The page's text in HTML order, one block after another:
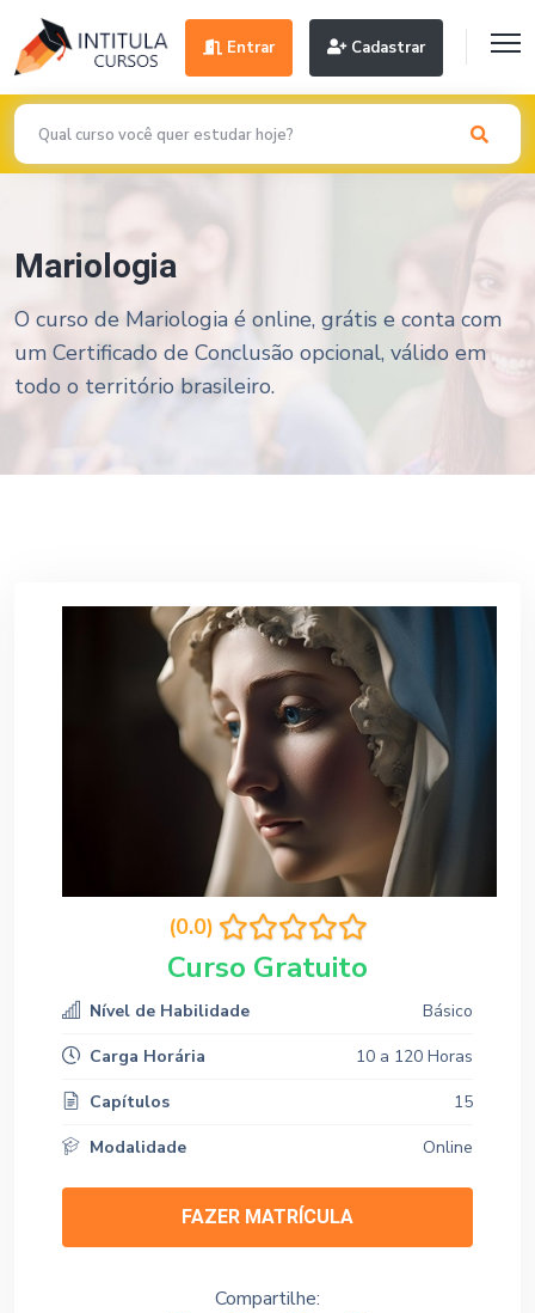
Entrar Cadastrar
Mariologia
O curso de Mariologia é online, grátis e conta com
um Certificado de Conclusão opcional, válido em
todo o território brasileiro.
(0.0)
Curso Gratuito
Nível de Habilidade
Básico
Carga Horária
10 a 120 Horas
Capítulos
15
Modalidade
Online
FAZER MATRÍCULA
Compartilhe: